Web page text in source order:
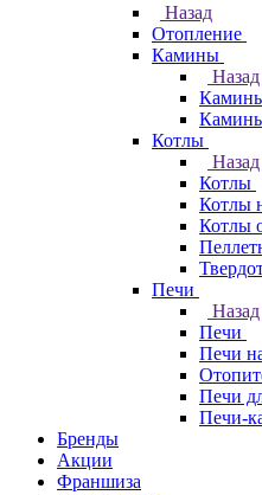
Назад
Отопление
Камины
Назад
Котлы
Назад
Котлы
Котлы
Котлы
Печи
Назад
Печи
Печи
Печи
Печи-
Бренды
Акции
Франшиза